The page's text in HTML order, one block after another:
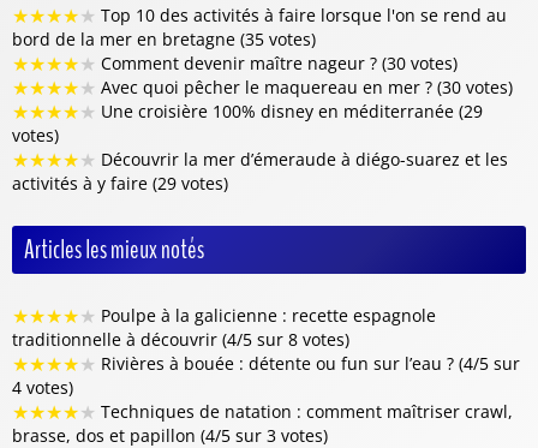
★★★★★ Top 10 des activités à faire lorsque l'on se rend au
bord de la mer en bretagne (35 votes)
★★★★★ Comment devenir maître nageur ? (30 votes)
★★★★★ Avec quoi pêcher le maquereau en mer ? (30 votes)
★★★★★ Une croisière 100% disney en méditerranée (29
votes)
★★★★★ Découvrir la mer d’émeraude à diégo-suarez et les
activités à y faire (29 votes)
Articles les mieux notés
★★★★★ Poulpe à la galicienne : recette espagnole
traditionnelle à découvrir (4/5 sur 8 votes)
★★★★★ Rivières à bouée : détente ou fun sur l’eau ? (4/5 sur
4 votes)
★★★★★ Techniques de natation : comment maîtriser crawl,
brasse, dos et papillon (4/5 sur 3 votes)